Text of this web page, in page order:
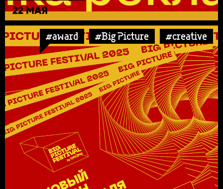
22 МАЯ
#award #Big Picture #creative